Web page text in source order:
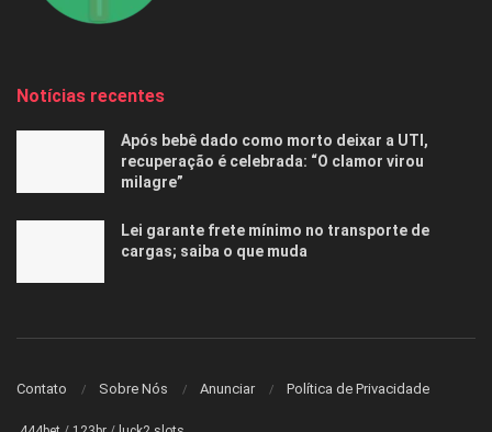
Notícias recentes
Após bebê dado como morto deixar a UTI,
recuperação é celebrada: “O clamor virou
milagre”
Lei garante frete mínimo no transporte de
cargas; saiba o que muda
Contato Sobre Nós Anunciar Política de Privacidade